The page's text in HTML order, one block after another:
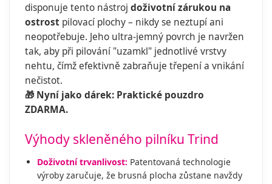
disponuje tento nástroj doživotní zárukou na
ostrost pilovací plochy – nikdy se neztupí ani
neopotřebuje. Jeho ultra-jemný povrch je navržen
tak, aby při pilování "uzamkl" jednotlivé vrstvy
nehtu, čímž efektivně zabraňuje třepení a vnikání
nečistot.
🎁 Nyní jako dárek: Praktické pouzdro
ZDARMA.
Výhody skleněného pilníku Trind
Doživotní trvanlivost: Patentovaná technologie
výroby zaručuje, že brusná plocha zůstane navždy